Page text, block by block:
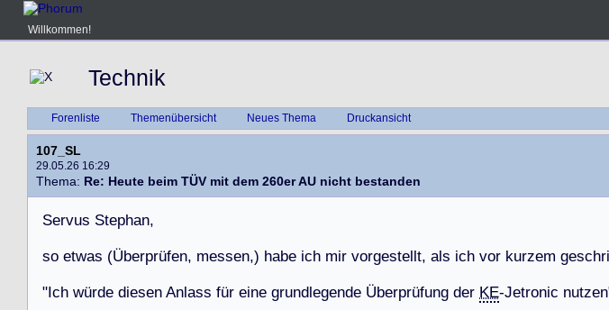
Willkommen!
Technik
Forenliste Themenübersicht Neues Thema Druckansicht
107_SL
29.05.26 16:29
Thema: Re: Heute beim TÜV mit dem 260er AU nicht bestanden
Servus Stephan,
so etwas (Überprüfen, messen,) habe ich mir vorgestellt, als ich vor kurzem geschri
"Ich würde diesen Anlass für eine grundlegende Überprüfung der KE-Jetronic nutzen